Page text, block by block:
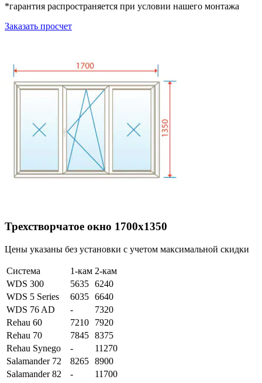
*гарантия распространяется при условии нашего монтажа
Заказать просчет
Трехстворчатое окно 1700х1350
Цены указаны без установки с учетом максимальной скидки
Система 1-кам 2-кам
WDS 300
5635 6240
WDS 5 Series
6035 6640
WDS 76 AD
-
7320
Rehau 60
7210
7920
Rehau 70
7845 8375
Rehau Synego
-
11270
Salamander 72
8265 8900
Salamander 82
-
11700